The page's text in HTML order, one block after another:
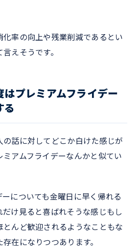
化率の向上や残業削減であるとい
えそうです。
はプレミアムフライデー
る
の話に対してどこか白けた感じが
アムフライデーなんかと似てい
についても金曜日に早く帰れる
だけ見ると喜ばれそうな感じもし
とんど歓迎されるようなこともな
在になりつつあります。